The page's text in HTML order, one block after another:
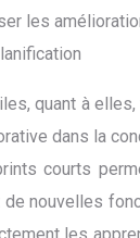
les
quant à
dans la
courts
nouvelles